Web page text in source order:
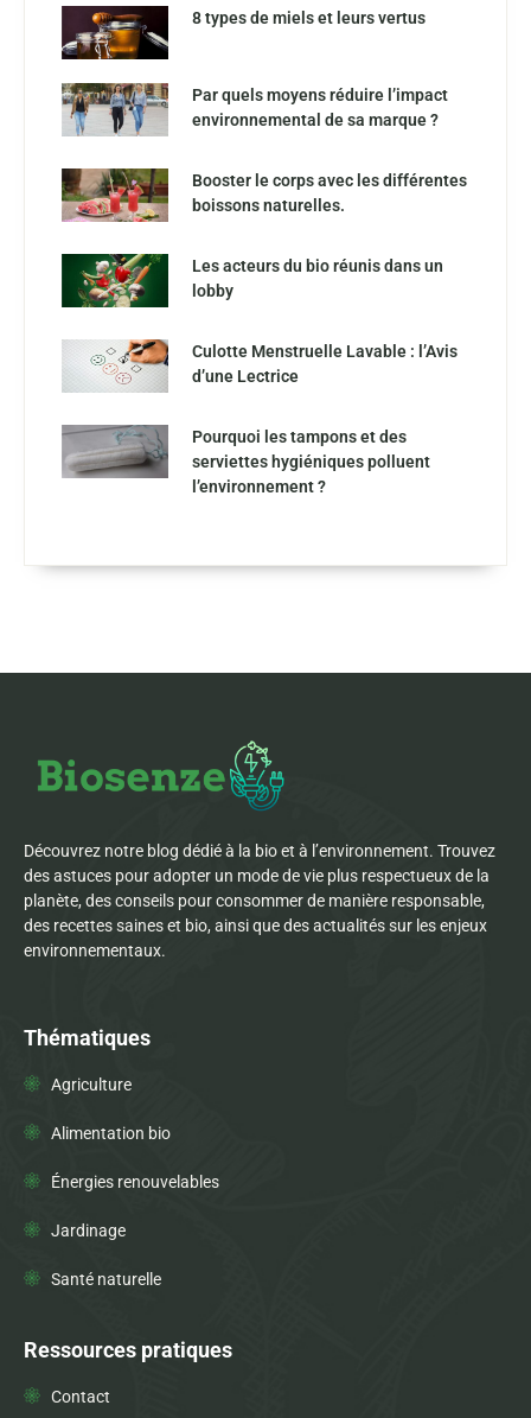
8 types de miels et leurs vertus
Par quels moyens réduire l’impact
environnemental de sa marque ?
Booster le corps avec les différentes
boissons naturelles.
Les acteurs du bio réunis dans un
lobby
Culotte Menstruelle Lavable : l’Avis
d’une Lectrice
Pourquoi les tampons et des
serviettes hygiéniques polluent
l’environnement ?
Découvrez notre blog dédié à la bio et à l’environnement. Trouvez
des astuces pour adopter un mode de vie plus respectueux de la
planète, des conseils pour consommer de manière responsable,
des recettes saines et bio, ainsi que des actualités sur les enjeux
environnementaux.
Thématiques
Agriculture
Alimentation bio
Énergies renouvelables
Jardinage
Santé naturelle
Ressources pratiques
Contact